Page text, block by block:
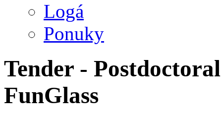
Logá
Ponuky
Tender -
FunGlass